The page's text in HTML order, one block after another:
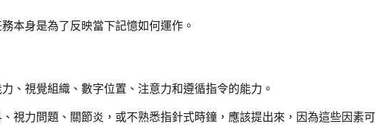
本身是為了反映當下記憶如何運作。
、視覺組織、數字位置、注意力和遵循指令的能力。
視力問題、關節炎，或不熟悉指針式時鐘，應該提出來，因為這些因素可